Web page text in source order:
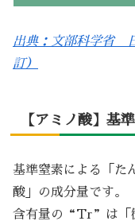
出典：文部科学省
訂）
【アミノ酸】基
基準窒素による「た
酸」の成分量です。
含有量の“Tr”は「